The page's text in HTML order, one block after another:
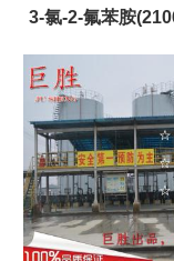
3-氯-2-氟苯胺